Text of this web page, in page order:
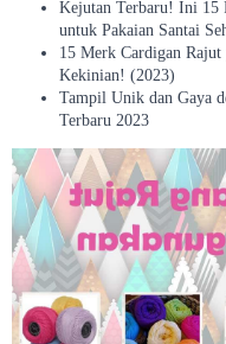
Kejutan Terbaru! Ini 15
untuk Pakaian Santai
15 Merk Cardigan
Kekinian! (2023)
Tampil Unik dan Gaya
Terbaru 2023